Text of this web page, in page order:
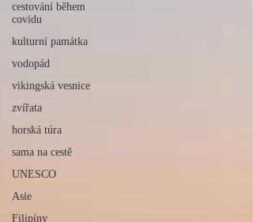
cestování během
covidu
kulturní památka
vodopád
vikingská vesnice
zvířata
horská túra
sama na cestě
UNESCO
Asie
Filipíny